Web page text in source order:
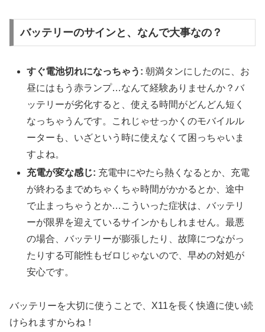
バッテリーのサインと、なんで大事なの？
すぐ電池切れになっちゃう: 朝満タンにしたのに、お
昼にはもう赤ランプ…なんて経験ありませんか？バ
ッテリーが劣化すると、使える時間がどんどん短く
なっちゃうんです。これじゃせっかくのモバイルル
ーターも、いざという時に使えなくて困っちゃいま
すよね。
充電が変な感じ: 充電中にやたら熱くなるとか、充電
が終わるまでめちゃくちゃ時間がかかるとか、途中
で止まっちゃうとか…こういった症状は、バッテリ
ーが限界を迎えているサインかもしれません。最悪
の場合、バッテリーが膨張したり、故障につながっ
たりする可能性もゼロじゃないので、早めの対処が
安心です。
バッテリーを大切に使うことで、X11を長く快適に使い続
けられますからね！